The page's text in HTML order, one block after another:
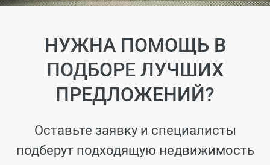
НУЖНА ПОМОЩЬ В
ПОДБОРЕ ЛУЧШИХ
ПРЕДЛОЖЕНИЙ?
Оставьте заявку и специалисты
подберут подходящую недвижимость